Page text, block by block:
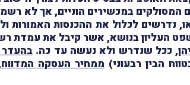
במכשירים הוניים, אך לא
נדרשים לכלול את ההכנסות האמורות
העליון בנושא, אשר קיבל את עמדת
, ככל שנדרש ולא נעשה עד כה. בהעדר
הבין רבעוני) ממחיר העסקה המדווח